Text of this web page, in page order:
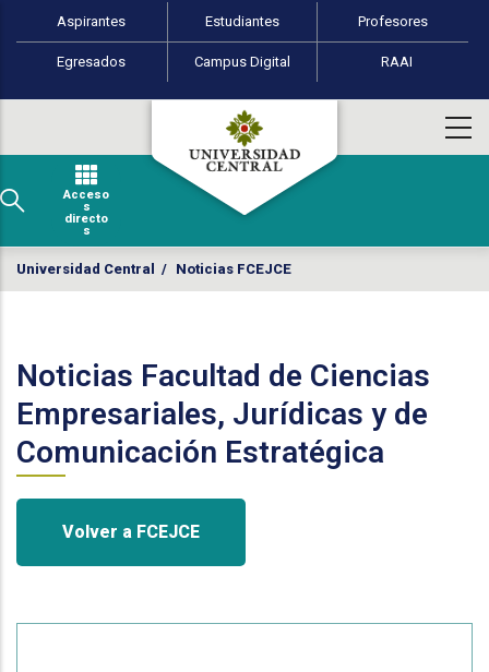
Pasar al contenido principal
Perfiles de usuario
Aspirantes Estudiantes Profesores
Egresados Campus Digital RAAI
Acceso
s
directo
s
Universidad Central / Noticias FCEJCE
Noticias Facultad de Ciencias
Empresariales, Jurídicas y de
Comunicación Estratégica
Volver a FCEJCE